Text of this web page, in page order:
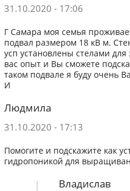
31.10.2020 - 17:06
Г Самара моя семья
подвал размером 18 кВ м.
усп установлены стелами для
вас опыт и Вы сможете
таком подвале я буду очень
И
Людмила
31.10.2020 - 17:13
Помогите и подскажите как
гидропоникой для
Владислав